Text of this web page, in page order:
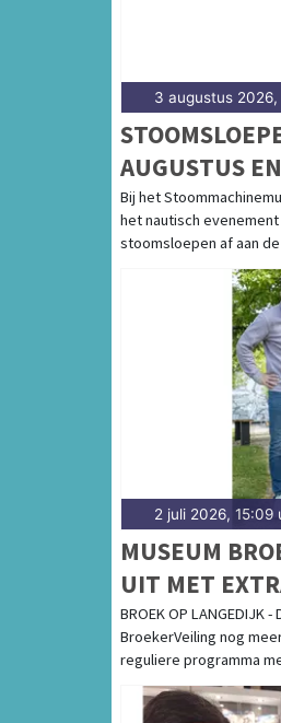
3 augustus 2026,
AUGUSTUS
IJSSELMEER
Bij het
het nautisch
stoomsloepen af aan
2 juli 2026, 15:09
MUSEUM
UIT MET
EN OUD
BROEK OP
BroekerVeiling nog
reguliere programma